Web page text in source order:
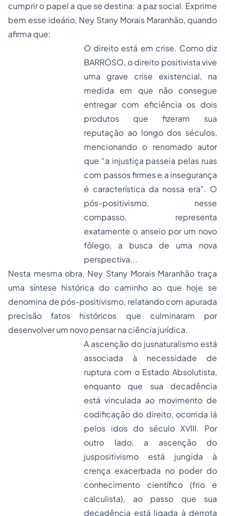
cumprir o papel a que se destina: a paz social. Exprime
bem esse ideário, Ney Stany Morais Maranhão, quando
afirma que:
O direito está em crise. Como diz
BARROSO, o direito positivista vive
uma grave crise existencial, na
medida em que não consegue
entregar com eficiência os dois
produtos que fizeram sua
reputação ao longo dos séculos,
mencionando o renomado autor
que “a injustiça passeia pelas ruas
com passos firmes e a insegurança
é característica da nossa era”. O
pós-positivismo, nesse
compasso, representa
exatamente o anseio por um novo
fôlego, a busca de uma nova
perspectiva...
Nesta mesma obra, Ney Stany Morais Maranhão traça
uma síntese histórica do caminho ao que hoje se
denomina de pós-positivismo, relatando com apurada
precisão fatos históricos que culminaram por
desenvolver um novo pensar na ciência jurídica.
A ascenção do jusnaturalismo está
associada à necessidade de
ruptura com o Estado Absolutista,
enquanto que sua decadência
está vinculada ao movimento de
codificação do direito, ocorrida lá
pelos idos do século XVIII. Por
outro lado, a ascenção do
juspositivismo está jungida à
crença exacerbada no poder do
conhecimento científico (frio e
calculista), ao passo que sua
decadência está ligada à derrota